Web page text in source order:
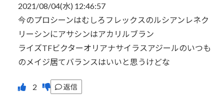
2021/08/04(水) 12:46:57
今のプロシーンはむしろフレックスのルシアンレネク
リーシンにアサシンはアカリルブラン
ライズTFビクターオリアナサイラスアジールのいつも
のメイジ居てバランスはいいと思うけどな
返信